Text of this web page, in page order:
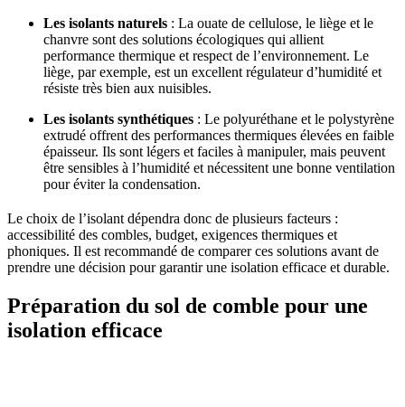
Les isolants naturels : La ouate de cellulose, le liège et le
chanvre sont des solutions écologiques qui allient
performance thermique et respect de l’environnement. Le
liège, par exemple, est un excellent régulateur d’humidité et
résiste très bien aux nuisibles.
Les isolants synthétiques : Le polyuréthane et le polystyrène
extrudé offrent des performances thermiques élevées en faible
épaisseur. Ils sont légers et faciles à manipuler, mais peuvent
être sensibles à l’humidité et nécessitent une bonne ventilation
pour éviter la condensation.
Le choix de l’isolant dépendra donc de plusieurs facteurs :
accessibilité des combles, budget, exigences thermiques et
phoniques. Il est recommandé de comparer ces solutions avant de
prendre une décision pour garantir une isolation efficace et durable.
Préparation du sol de comble pour une
isolation efficace